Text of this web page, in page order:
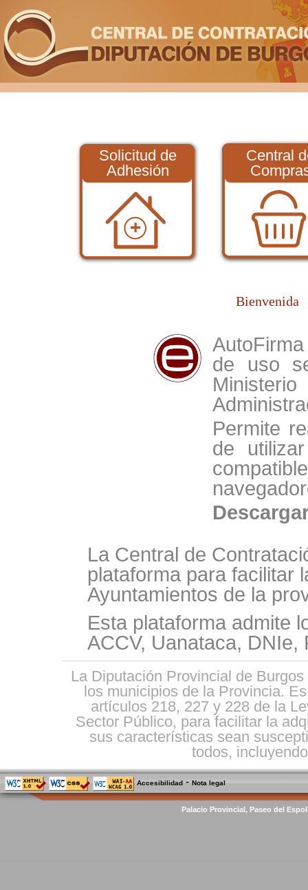
Solicitud de
Adhesión
Central
Bienvenida
de uso
Permite
de
La Central de
plataforma para facilitar
Ayuntamientos de la
Esta plataforma admite
ACCV, Uanataca,
La Diputación Provincial de
los municipios de la Provincia.
artículos 218, 227 y 228 de la
Sector Público, para facilitar la
sus características sean
todos,
Accesibilidad -Nota legal
Palacio Provincial, Paseo del